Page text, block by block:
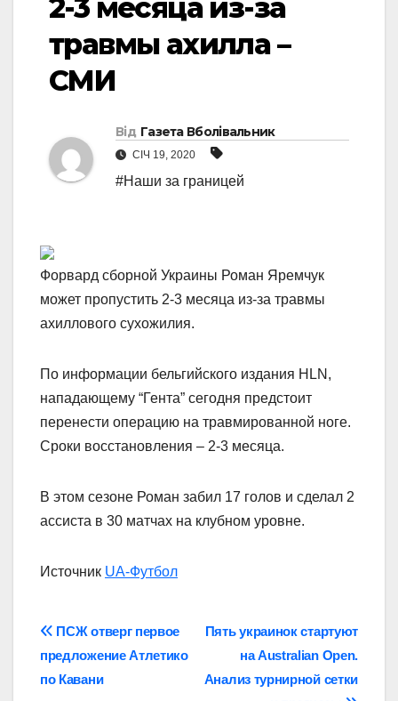
2-3 месяца из-за
травмы ахилла –
СМИ
Від Газета Вболівальник
СІЧ 19, 2020
#Наши за границей
Форвард сборной Украины Роман Яремчук
может пропустить 2-3 месяца из-за травмы
ахиллового сухожилия.
По информации бельгийского издания HLN,
нападающему “Гента” сегодня предстоит
перенести операцию на травмированной ноге.
Сроки восстановления – 2-3 месяца.
В этом сезоне Роман забил 17 голов и сделал 2
ассиста в 30 матчах на клубном уровне.
Источник UA-Футбол
Навігація
записів
Пять украинок стартуют
на Australian Open.
Анализ турнирной сетки
ПСЖ отверг первое
предложение Атлетико
по Кавани